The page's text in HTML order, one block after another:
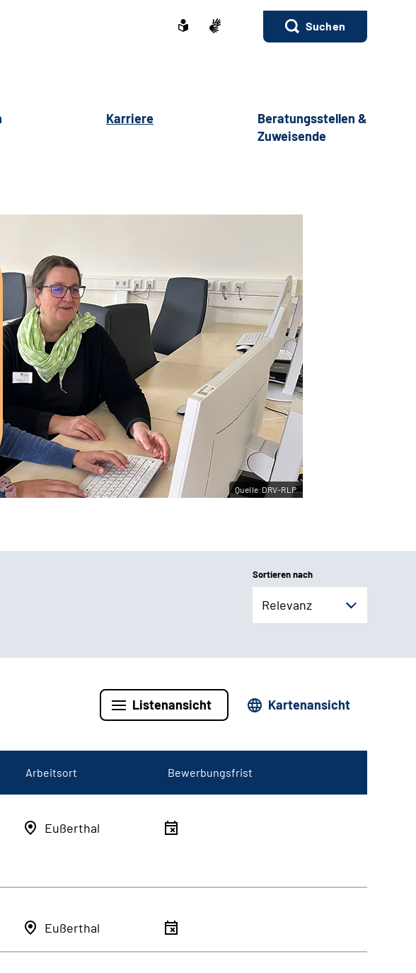
Suchen
Karriere
Beratungsstellen &
Zuweisende
Quelle:DRV-RLP
Sortieren nach
Relevanz
Listenansicht Kartenansicht
Arbeitsort Bewerbungsfrist
Eußerthal
Eußerthal